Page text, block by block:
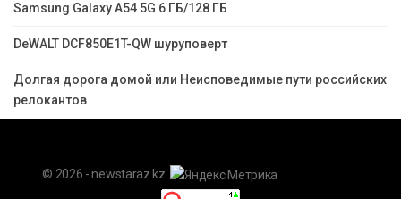
Samsung Galaxy A54 5G 6 ГБ/128 ГБ
DeWALT DCF850E1T-QW шуруповерт
Долгая дорога домой или Неисповедимые пути российских
релокантов
© 2026 - newstaraz.kz.